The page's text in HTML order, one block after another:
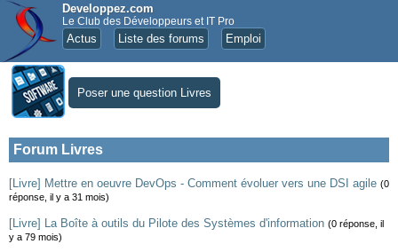
Developpez.com
Le Club des Développeurs et IT Pro
Actus Liste des forums Emploi
Poser une question Livres
Forum Livres
[Livre] Mettre en oeuvre DevOps - Comment évoluer vers une DSI agile (0
réponse, il y a 31 mois)
[Livre] La Boîte à outils du Pilote des Systèmes d'information (0 réponse, il
y a 79 mois)